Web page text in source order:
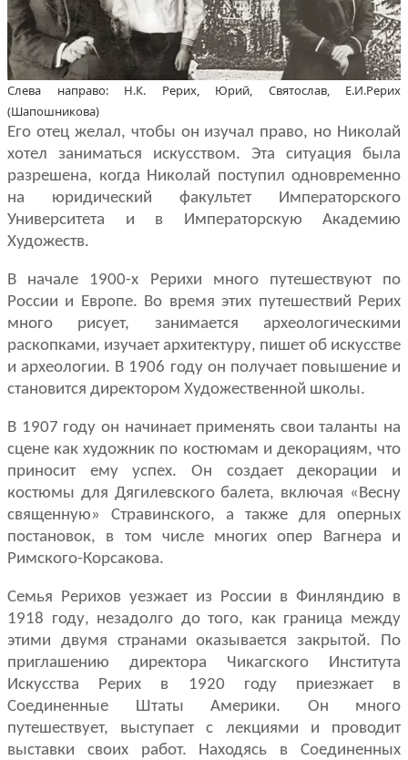
Слева направо: Н.К. Рерих, Юрий, Святослав, Е.И.Рерих
(Шапошникова)
Его отец желал, чтобы он изучал право, но Николай
хотел заниматься искусством. Эта ситуация была
разрешена, когда Николай поступил однов­ременно
на юридический факультет Императорского
Университета и в Им­ператорскую Академию
Художеств.
В начале 1900-х Рерихи много путешествуют по
России и Европе. Во время этих путешествий Рерих
много рисует, занимается археологическими
раскопками, изучает архитектуру, пишет об искусстве
и археологии. В 1906 году он получает повышение и
становится директором Художественной школы.
В 1907 году он начинает применять свои таланты на
сцене как художник по костюмам и декорациям, что
приносит ему успех. Он создает декорации и
костюмы для Дягилевского балета, включая «Весну
священную» Страви­нского, а также для оперных
постановок, в том числе многих опер Вагнера и
Римского-Корсакова.
Семья Рерихов уезжает из России в Финляндию в
1918 году, незадолго до того, как граница между
этими двумя странами оказывается закрытой. По
приглашению директора Чикагского Института
Искусства Рерих в 1920 году приезжает в
Соединенные Штаты Америки. Он много
путешествует, выступает с лекциями и проводит
выставки своих работ. Находясь в Соеди­ненных